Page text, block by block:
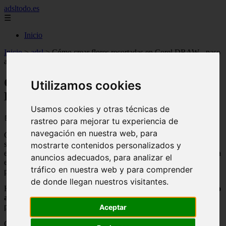
Utilizamos cookies
Usamos cookies y otras técnicas de
rastreo para mejorar tu experiencia de
navegación en nuestra web, para
mostrarte contenidos personalizados y
anuncios adecuados, para analizar el
tráfico en nuestra web y para comprender
de donde llegan nuestros visitantes.
Aceptar
adsltodo.es
☰
Inicio
Inicio > adsl >Cómo crear flores recortadas en Corel DRAW - paso
a paso
Cómo crear flores recortadas en Corel
DRAW - paso a paso
📅 09/09/2025
Con la llegada de los programas informáticos, nuestras vidas han
sufrido un cambio sin precedentes, hemos tenido la capacidad de
expandir nuestra imaginación y crear cosas maravillosas. Hoy en día
encontramos a nuestro alcance un sinfín de programas que nos
permiten hacerlo posible.
Hay una gran variedad de
aplicaciones que nos ofrecen un amplio
abanico de funcionesque nos permitan realizar tareas a nivel
profesional.
Corel DRAW es uno de esos programas, que se especializa en el